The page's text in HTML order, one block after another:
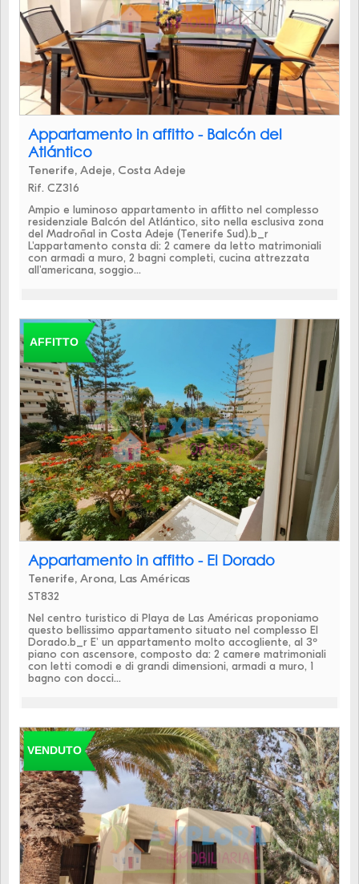
Appartamento in affitto - Balcón del
Atlántico
Tenerife, Adeje, Costa Adeje
Rif. CZ316
Ampio e luminoso appartamento in affitto nel complesso
residenziale Balcón del Atlántico, sito nella esclusiva zona
del Madroñal in Costa Adeje (Tenerife Sud).b_r
L'appartamento consta di: 2 camere da letto matrimoniali
con armadi a muro, 2 bagni completi, cucina attrezzata
all'americana, soggio...
AFFITTO
Appartamento in affitto - El Dorado
Tenerife, Arona, Las Américas
ST832
Nel centro turistico di Playa de Las Américas proponiamo
questo bellissimo appartamento situato nel complesso El
Dorado.b_r E' un appartamento molto accogliente, al 3º
piano con ascensore, composto da: 2 camere matrimoniali
con letti comodi e di grandi dimensioni, armadi a muro, 1
bagno con docci...
VENDUTO